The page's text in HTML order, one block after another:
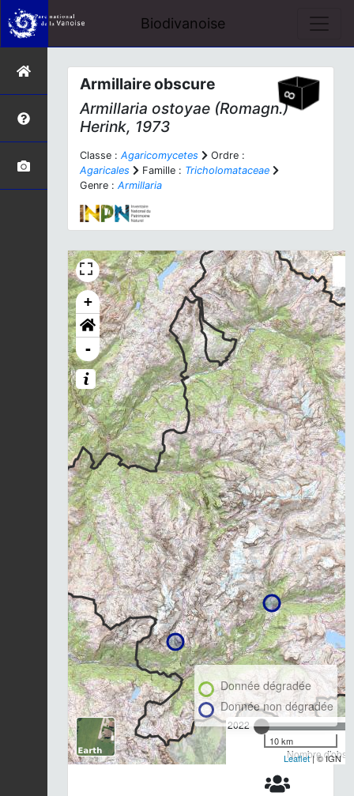
Biodivanoise
Armillaire obscure
Armillaria ostoyae (Romagn.)
Herink, 1973
Classe : Agaricomycetes
Ordre :
Agaricales
Famille : Tricholomataceae
Genre : Armillaria
+
-
2022
Nombre
Donnée dégradée
Donnée non dégradée
10 km
Leaflet| © IGN